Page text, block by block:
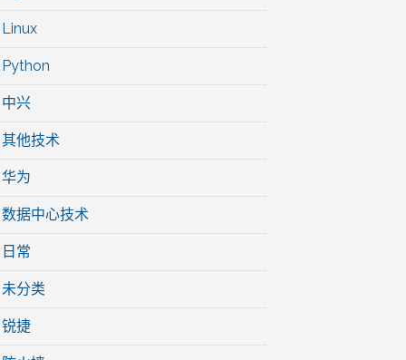
Linux
Python
中兴
其他技术
华为
数据中心技术
日常
未分类
锐捷